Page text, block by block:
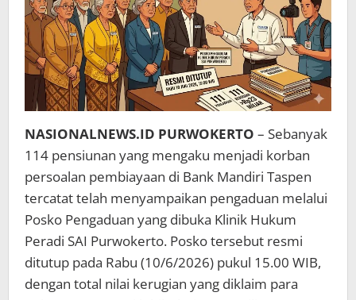
NASIONALNEWS.ID PURWOKERTO – Sebanyak
114 pensiunan yang mengaku menjadi korban
persoalan pembiayaan di Bank Mandiri Taspen
tercatat telah menyampaikan pengaduan melalui
Posko Pengaduan yang dibuka Klinik Hukum
Peradi SAI Purwokerto. Posko tersebut resmi
ditutup pada Rabu (10/6/2026) pukul 15.00 WIB,
dengan total nilai kerugian yang diklaim para